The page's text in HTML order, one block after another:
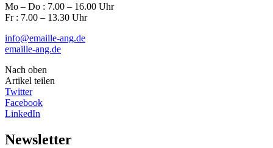
Mo – Do : 7.00 – 16.00 Uhr
Fr : 7.00 – 13.30 Uhr
info@emaille-ang.de
emaille-ang.de
Nach oben
Artikel teilen
Twitter
Facebook
LinkedIn
Newsletter